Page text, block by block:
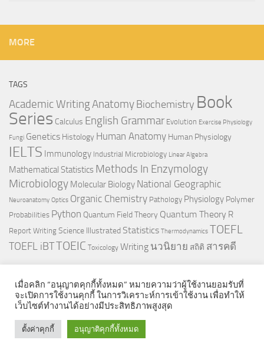
MORE
TAGS
Academic WritingAnatomyBiochemistry Book
Series Calculus English Grammar Evolution Exercise Physiology
Fungi Genetics Histology Human Anatomy Human Physiology
IELTS Immunology Industrial Microbiology Linear Algebra
Mathematical Statistics Methods In Enzymology
Microbiology Molecular Biology National Geographic
Neuroanatomy Optics Organic Chemistry Pathology Physiology Polymer
Probabilities Python Quantum Field Theory Quantum Theory R
Report Writing Science Illustrated Statistics Thermodynamics TOEFL
TOEFL iBTTOEIC Toxicology Writing นวนิยาย สถิติ สารคดี
© 2026. All Rights Reserved.
เมื่อคลิก “อนุญาตคุกกี้ทั้งหมด” หมายความว่าผู้ใช้งานยอมรับที่
จะเปิดการใช้งานคุกกี้ ในการวิเคราะห์การเข้าใช้งาน เพื่อทำให้
เว็บไซต์ทำงานได้อย่างมีประสิทธิภาพสูงสุด
ตั้งค่าคุกกี้ อนุญาติคุกกี้ทั้งหมด